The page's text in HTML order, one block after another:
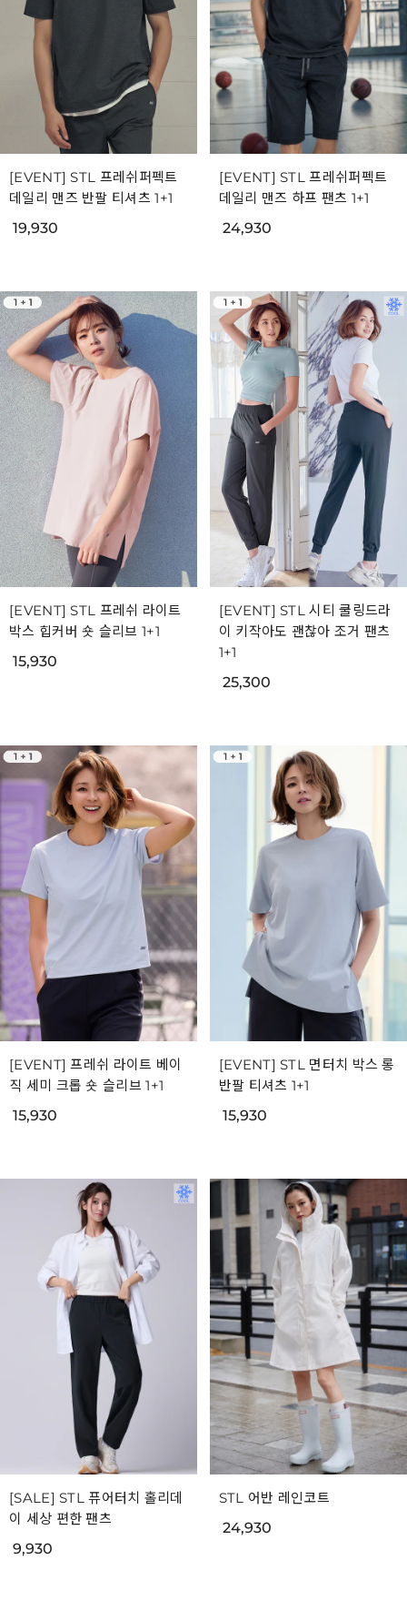
[EVENT] STL 프레쉬퍼펙트
데일리 맨즈 반팔 티셔츠 1+1
19,930
[EVENT] STL 프레쉬퍼펙트
데일리 맨즈 하프 팬츠 1+1
24,930
[EVENT] STL 프레쉬 라이트
박스 힙커버 숏 슬리브 1+1
15,930
[EVENT] STL 시티 쿨링드라
이 키작아도 괜찮아 조거 팬츠
1+1
25,300
[EVENT] 프레쉬 라이트 베이
직 세미 크롭 숏 슬리브 1+1
15,930
[EVENT] STL 면터치 박스 롱
반팔 티셔츠 1+1
15,930
[SALE] STL 퓨어터치 홀리데
이 세상 편한 팬츠
9,930
STL 어반 레인코트
24,930